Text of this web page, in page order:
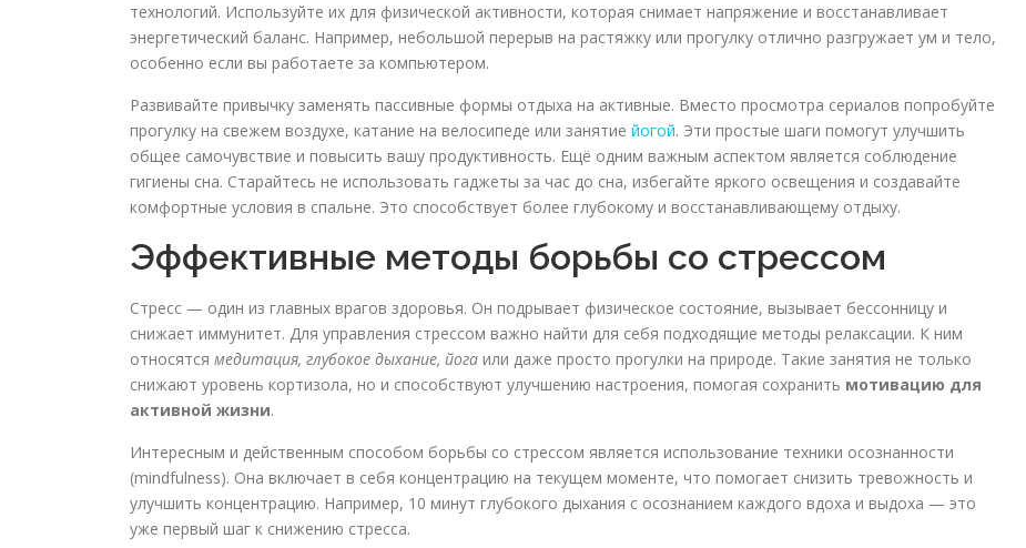
технологий. Используйте их для физической активности, которая снимает напряжение и восстанавливает
энергетический баланс. Например, небольшой перерыв на растяжку или прогулку отлично разгружает ум и тело,
особенно если вы работаете за компьютером.
Развивайте привычку заменять пассивные формы отдыха на активные. Вместо просмотра сериалов попробуйте
прогулку на свежем воздухе, катание на велосипеде или занятие йогой. Эти простые шаги помогут улучшить
общее самочувствие и повысить вашу продуктивность. Ещё одним важным аспектом является соблюдение
гигиены сна. Старайтесь не использовать гаджеты за час до сна, избегайте яркого освещения и создавайте
комфортные условия в спальне. Это способствует более глубокому и восстанавливающему отдыху.
Эффективные методы борьбы со стрессом
Стресс — один из главных врагов здоровья. Он подрывает физическое состояние, вызывает бессонницу и
снижает иммунитет. Для управления стрессом важно найти для себя подходящие методы релаксации. К ним
относятся медитация, глубокое дыхание, йога или даже просто прогулки на природе. Такие занятия не только
снижают уровень кортизола, но и способствуют улучшению настроения, помогая сохранить мотивацию для
активной жизни.
Интересным и действенным способом борьбы со стрессом является использование техники осознанности
(mindfulness). Она включает в себя концентрацию на текущем моменте, что помогает снизить тревожность и
улучшить концентрацию. Например, 10 минут глубокого дыхания с осознанием каждого вдоха и выдоха — это
уже первый шаг к снижению стресса.